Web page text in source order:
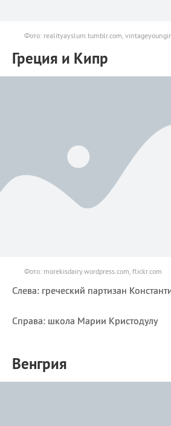
Фото: realityayslum.tumblr.com,
Греция и Кипр
Фото: morekisdairy.wordpress.com, flickr.com
Слева: греческий партизан
Справа: школа Марии Кристодулу
Венгрия